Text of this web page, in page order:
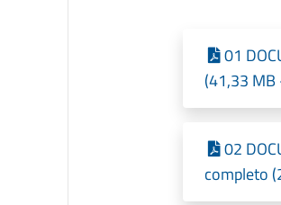
01
(41,33
02
completo